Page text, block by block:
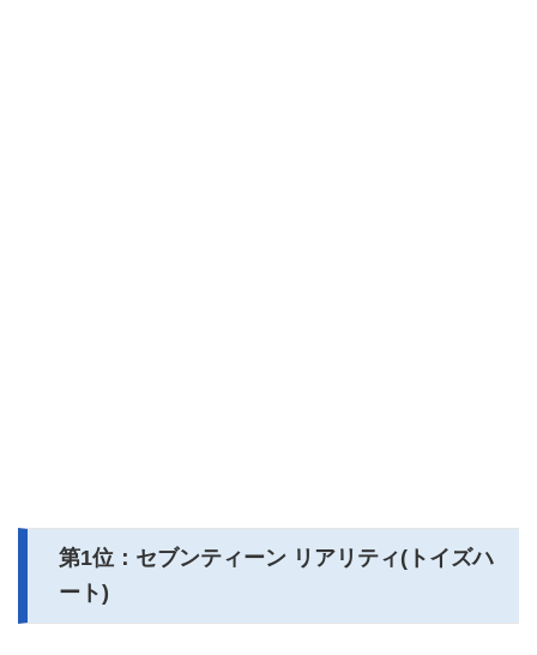
第1位：セブンティーン リアリティ(トイズハ
ート)